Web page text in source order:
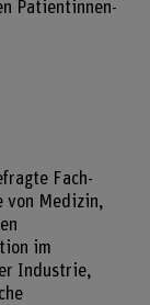
Patientinnen-
Fach-
von Medizin,
im
Industrie,